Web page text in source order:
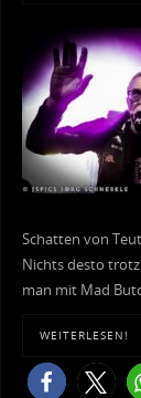
Schatten von
Nichts desto
man mit Mad
WEITERLESEN!